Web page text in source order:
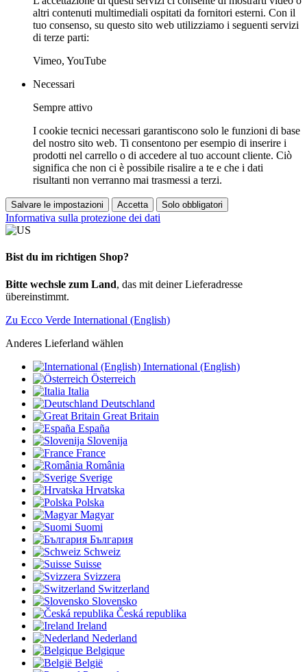
altri contenuti multimediali ospitati da fornitori esterni. Con il
tuo consenso, su questo sito web utilizziamo i seguenti servizi
di terze parti:
Vimeo, YouTube
Necessari
Sempre attivo
I cookie tecnici necessari garantiscono solo le funzioni di base
del nostro sito web. Ti consentono per esempio di inserire i
prodotti nel carrello o di accedere al tuo account cliente. Ciò
significa che non ci è possibile risalire a te e che i dati
risultanti non verranno mai trasmessi a terzi.
Salvare le impostazioni Accetta Solo obbligatori
Informativa sulla protezione dei dati
Bist du im richtigen Shop?
Bitte wechsle zum Land, das mit deiner Lieferadresse
übereinstimmt.
Zu Ecco Verde International (English)
Anderes Lieferland wählen
International (English)
Österreich
Italia
Deutschland
Great Britain
España
Slovenija
France
România
Sverige
Hrvatska
Polska
Magyar
Suomi
България
Schweiz
Suisse
Svizzera
Switzerland
Slovensko
Česká republika
Ireland
Nederland
Belgique
België